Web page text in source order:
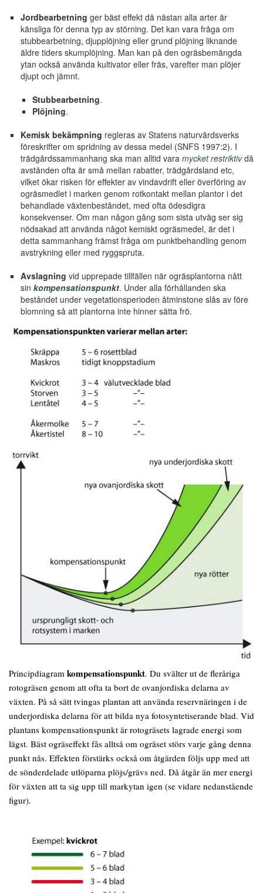
Jordbearbetning ger bäst effekt då nästan alla arter är
känsliga för denna typ av störning. Det kan vara fråga om
stubbearbetning, djupplöjning eller grund plöjning liknande
äldre tiders skumplöjning. Man kan på den ogräsbemängda
ytan också använda kultivator eller fräs, varefter man plöjer
djupt och jämnt.
Stubbearbetning.
Plöjning.
Kemisk bekämpning regleras av Statens naturvårdsverks
föreskrifter om spridning av dessa medel (SNFS 1997:2). I
trädgårdssammanhang ska man alltid vara mycket restriktivdå
avstånden ofta är små mellan rabatter, trädgårdsland etc,
vilket ökar risken för effekter av vindavdrift eller överföring av
ogräsmedlet i marken genom rotkontakt mellan plantor i det
behandlade växtenbeståndet, med ofta ödesdigra
konsekvenser. Om man någon gång som sista utväg ser sig
nödsakad att använda något kemiskt ogräsmedel, är det i
detta sammanhang främst fråga om punktbehandling genom
avstrykning eller med ryggspruta.
Avslagning vid upprepade tillfällen när ogräsplantorna nått
sin kompensationspunkt. Under alla förhållanden ska
beståndet under vegetationsperioden åtminstone slås av före
blomning så att plantorna inte hinner sätta frö.
Principdiagram kompensationspunkt. Du svälter ut de fleråriga
rotogräsen genom att ofta ta bort de ovanjordiska delarna av
växten. På så sätt tvingas plantan att använda reservnäringen i de
underjordiska delarna för att bilda nya fotosyntetiserande blad. Vid
plantans kompensationspunkt är rotogräsets lagrade energi som
lägst. Bäst ogräseffekt fås alltså om ogräset störs varje gång denna
punkt nås. Effekten förstärks också om åtgärden följs upp med att
de sönderdelade utlöparna plöjs/grävs ned. Då åtgår än mer energi
för växten att ta sig upp till markytan igen (se vidare nedanstående
figur).